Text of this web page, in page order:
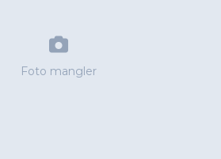
Foto mangler